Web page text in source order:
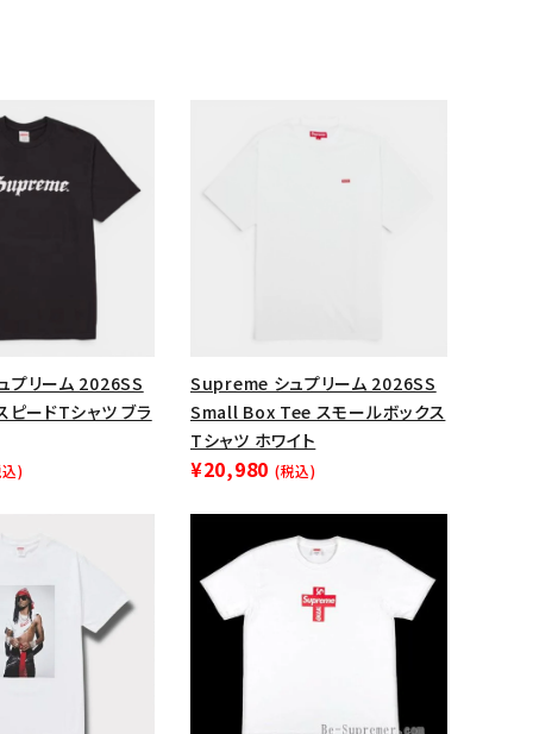
ンドから探す
ー・ウエストバッグ
プリーム 2026SS
ードTシャツ ブラ
)
Supreme シュプリーム 2026SS
Small Box Tee スモールボックス
Tシャツ ホワイト
¥20,980 (税込)